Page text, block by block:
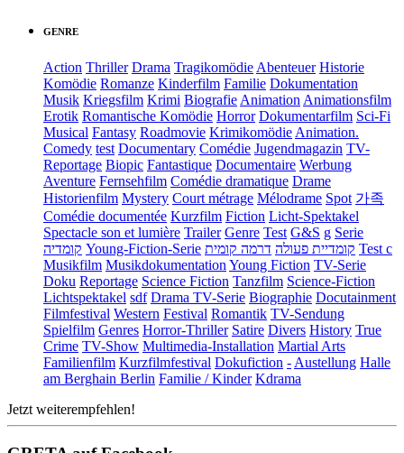
GENRE
Action Thriller Drama Tragikomödie Abenteuer Historie
Komödie Romanze Kinderfilm Familie Dokumentation
Musik Kriegsfilm Krimi Biografie Animation Animationsfilm
Erotik Romantische Komödie Horror Dokumentarfilm Sci-Fi
Musical Fantasy Roadmovie Krimikomödie Animation.
Comedy test Documentary Comédie Jugendmagazin TV-
Reportage Biopic Fantastique Documentaire Werbung
Aventure Fernsehfilm Comédie dramatique Drame
Historienfilm Mystery Court métrage Mélodrame Spot 가족
Comédie documentée Kurzfilm Fiction Licht-Spektakel
Spectacle son et lumière Trailer Genre Test G&S g Serie
קומדיה Young-Fiction-Serie קומדיית פעולה דרמה קומית
Test c
Musikfilm Musikdokumentation Young Fiction TV-Serie
Doku Reportage Science Fiction Tanzfilm Science-Fiction
Lichtspektakel sdf Drama TV-Serie Biographie Docutainment
Filmfestival Western Festival Romantik TV-Sendung
Spielfilm Genres Horror-Thriller Satire Divers History True
Crime TV-Show Multimedia-Installation Martial Arts
Familienfilm Kurzfilmfestival Dokufiction - Austellung Halle
am Berghain Berlin Familie / Kinder Kdrama
Jetzt weiterempfehlen!